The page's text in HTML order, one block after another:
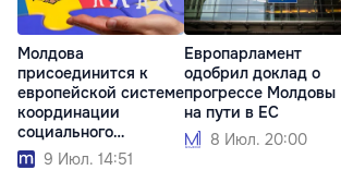
Молдова
присоединится к
европейской системе
координации
социального
обеспечения
9 Июл. 14:51
Европарламент
одобрил доклад о
прогрессе Молдовы
на пути в ЕС
8 Июл. 20:00